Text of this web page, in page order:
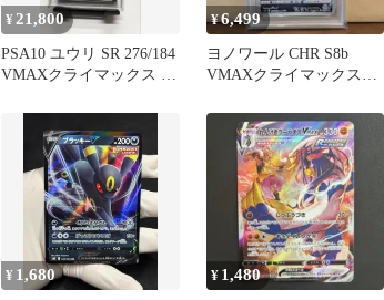
¥ 21,800
PSA10 ユウリ SR 276/184
VMAXクライマックス ポ
¥6,499
ヨノワール CHR S8b
VMAXクライマックス
¥ 1,680 ¥ 1,480